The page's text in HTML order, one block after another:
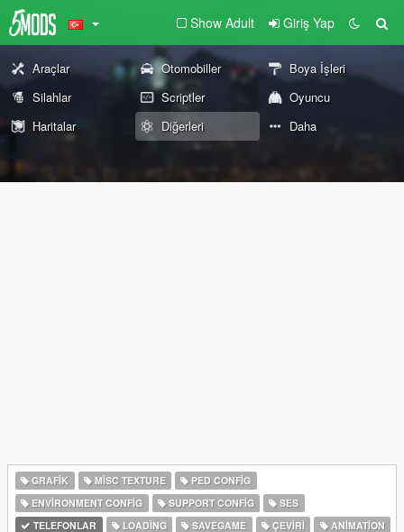
Show Adult Giriş Yap
Araçlar Otomobiller
Boya İşleri
Silahlar
Scriptler
Oyuncu
Haritalar
Diğerleri Daha
GRAFIK MISC TEXTURE
PED CONFIG
ENVIRONMENT CONFIG
SUPPORT CONFIG
SES
TELEFONLAR
LOADING SAVEGAME ÇEVIRI
ANIMATION